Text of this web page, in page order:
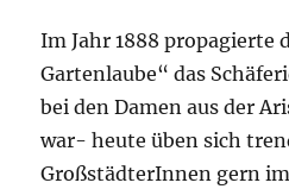
Im Jahr 1888 propagierte
Gartenlaube“ das
bei den Damen aus der
war- heute üben sich
GroßstädterInnen gern